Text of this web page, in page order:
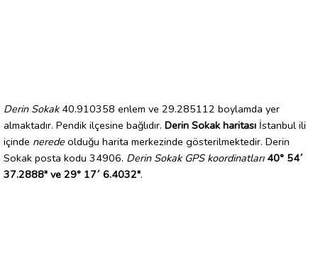
Derin Sokak40.910358 enlem ve 29.285112 boylamda yer
almaktadır. Pendik ilçesine bağlıdır. Derin Sokak haritası İstanbul ili
içinde nerede olduğu harita merkezinde gösterilmektedir. Derin
Sokak posta kodu 34906. Derin Sokak GPS koordinatları 40° 54´
37.2888" ve 29° 17´ 6.4032".